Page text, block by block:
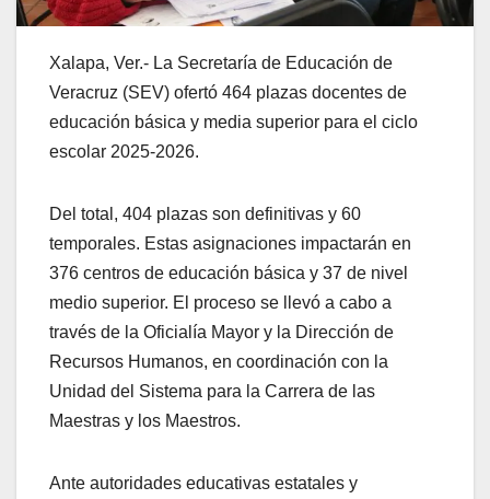
Xalapa, Ver.- La Secretaría de Educación de
Veracruz (SEV) ofertó 464 plazas docentes de
educación básica y media superior para el ciclo
escolar 2025-2026.
Del total, 404 plazas son definitivas y 60
temporales. Estas asignaciones impactarán en
376 centros de educación básica y 37 de nivel
medio superior. El proceso se llevó a cabo a
través de la Oficialía Mayor y la Dirección de
Recursos Humanos, en coordinación con la
Unidad del Sistema para la Carrera de las
Maestras y los Maestros.
Ante autoridades educativas estatales y